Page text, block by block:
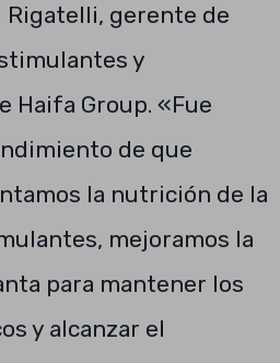
Rigatelli, gerente de
y
Haifa Group. «Fue
de que
la nutrición de la
mejoramos la
para mantener los
y alcanzar el